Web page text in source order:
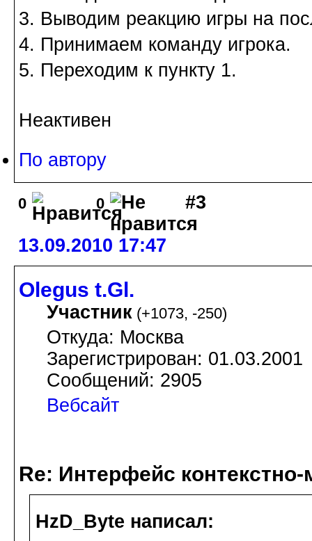
3. Выводим реакцию игры на
4. Принимаем команду игрока.
5. Переходим к пункту 1.
Неактивен
По автору
0 0 #3
13.09.2010 17:47
Olegus t.Gl.
Участник (+1073, -250)
Откуда: Москва
Зарегистрирован: 01.03.2001
Сообщений: 2905
Вебсайт
Re: Интерфейс
HzD_Byte написал: